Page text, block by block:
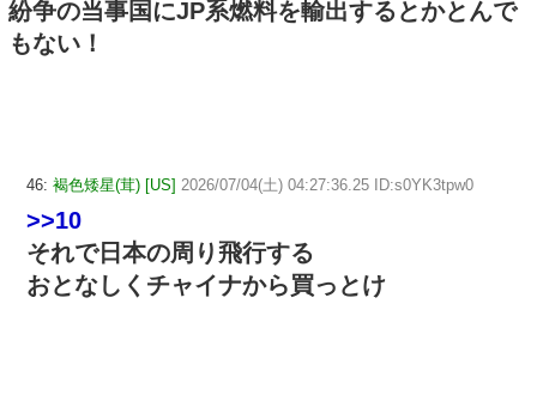
紛争の当事国にJP系燃料を輸出するとかとんで
もない！
46: 褐色矮星(茸) [US] 2026/07/04(土) 04:27:36.25 ID:s0YK3tpw0
>>10
それで日本の周り飛行する
おとなしくチャイナから買っとけ